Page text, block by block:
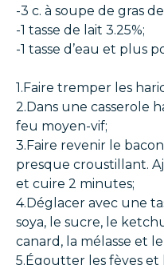
-3 c. à soupe de gras
-1 tasse de lait 3.25%;
-1 tasse d’eau et plus
1.Faire tremper les
2.Dans une casserole
feu moyen-vif;
3.Faire revenir le
presque croustillant.
et cuire 2 minutes;
4.Déglacer avec une
soya, le sucre, le
canard, la mélasse et le
5.Égoutter les fèves et